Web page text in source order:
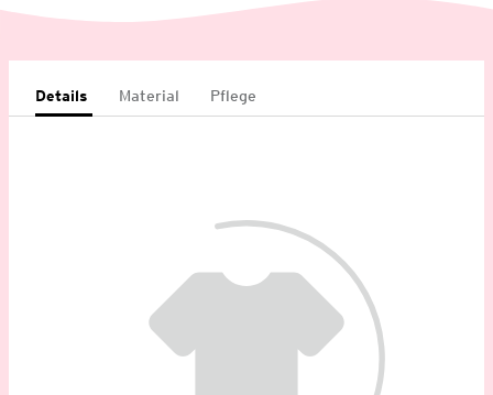
Details Material Pflege